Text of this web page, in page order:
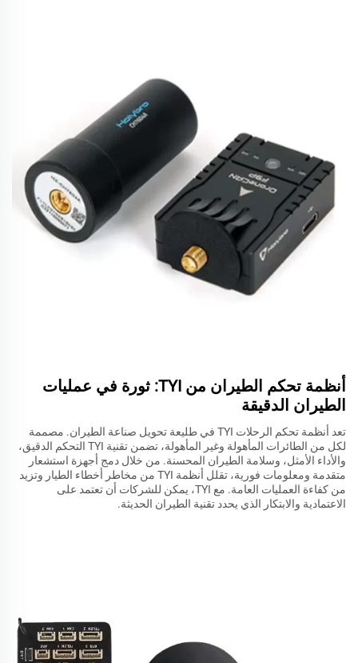
أنظمة تحكم الطيران من TYI: ثورة في عمليات
الطيران الدقيقة
تعد أنظمة تحكم الرحلات TYI في طليعة تحويل صناعة الطيران. مصممة
لكل من الطائرات المأهولة وغير المأهولة، تضمن تقنية TYI التحكم الدقيق،
والأداء الأمثل، وسلامة الطيران المحسنة. من خلال دمج أجهزة استشعار
متقدمة ومعلومات فورية، تقلل أنظمة TYI من مخاطر أخطاء الطيار وتزيد
من كفاءة العمليات العامة. مع TYI، يمكن للشركات أن تعتمد على
الاعتمادية والابتكار الذي يحدد تقنية الطيران الحديثة.